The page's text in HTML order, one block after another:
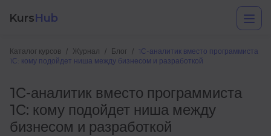
KursHub
Каталог курсов Журнал Блог
1С-аналитик вместо программиста
1С: кому подойдет ниша между бизнесом и разработкой
1С-аналитик вместо программиста
1С: кому подойдет ниша между
бизнесом и разработкой